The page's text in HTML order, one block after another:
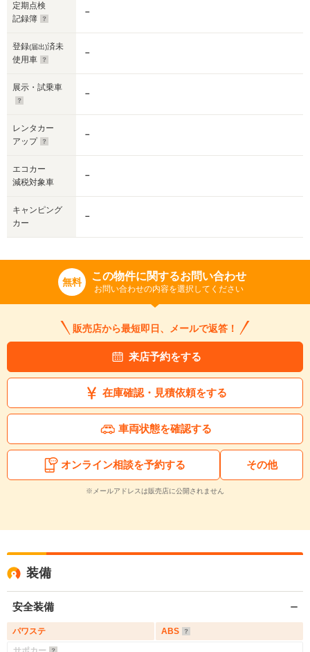
定期点検
記録簿
－
登録(届出)済未
使用車
－
展示・試乗車
－
レンタカー
アップ
－
エコカー
減税対象車
－
キャンピング
カー
－
無料 この物件に関するお問い合わせ
お問い合わせの内容を選択してください
販売店から最短即日、メールで返答！
来店予約をする
在庫確認・見積依頼をする
車両状態を確認する
オンライン相談を予約する その他
※メールアドレスは販売店に公開されません
装備
安全装備
パワステ
ABS